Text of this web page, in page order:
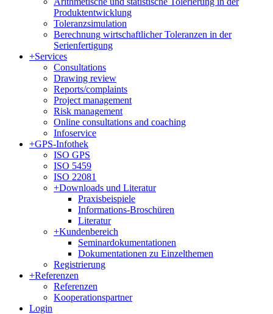
Produktentwicklung
Toleranzsimulation
Berechnung wirtschaftlicher Toleranzen in der
Serienfertigung
+Services
Consultations
Drawing review
Reports/complaints
Project management
Risk management
Online consultations and coaching
Infoservice
+GPS-Infothek
ISO GPS
ISO 5459
ISO 22081
+Downloads und Literatur
Praxisbeispiele
Informations-Broschüren
Literatur
+Kundenbereich
Seminardokumentationen
Dokumentationen zu Einzelthemen
Registrierung
+Referenzen
Referenzen
Kooperationspartner
Login